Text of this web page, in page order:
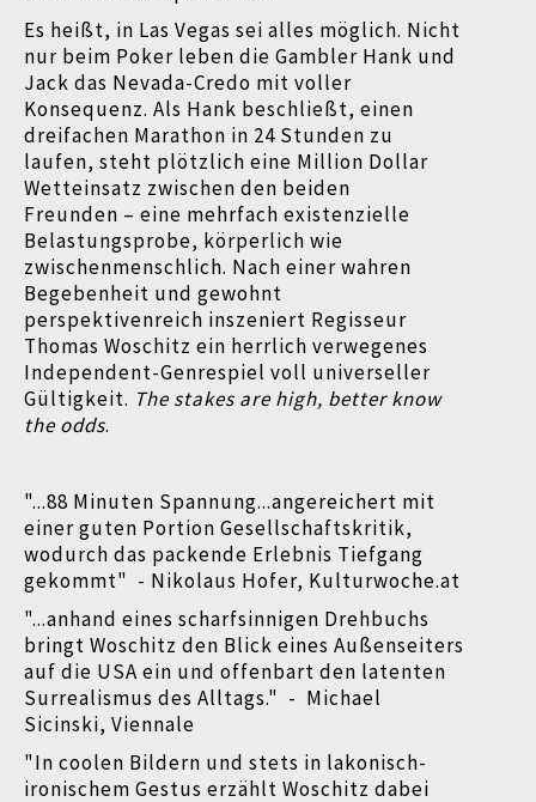
Es heißt, in Las Vegas sei alles möglich. Nicht
nur beim Poker leben die Gambler Hank und
Jack das Nevada-Credo mit voller
Konsequenz. Als Hank beschließt, einen
dreifachen Marathon in 24 Stunden zu
laufen, steht plötzlich eine Million Dollar
Wetteinsatz zwischen den beiden
Freunden – eine mehrfach existenzielle
Belastungsprobe, körperlich wie
zwischenmenschlich. Nach einer wahren
Begebenheit und gewohnt
perspektivenreich inszeniert Regisseur
Thomas Woschitz ein herrlich verwegenes
Independent-Genrespiel voll universeller
Gültigkeit. The stakes are high, better know
the odds.
"...88 Minuten Spannung...angereichert mit
einer guten Portion Gesellschaftskritik,
wodurch das packende Erlebnis Tiefgang
gekommt" - Nikolaus Hofer, Kulturwoche.at
"...anhand eines scharfsinnigen Drehbuchs
bringt Woschitz den Blick eines Außenseiters
auf die USA ein und offenbart den latenten
Surrealismus des Alltags." - Michael
Sicinski, Viennale
"In coolen Bildern und stets in lakonisch-
ironischem Gestus erzählt Woschitz dabei